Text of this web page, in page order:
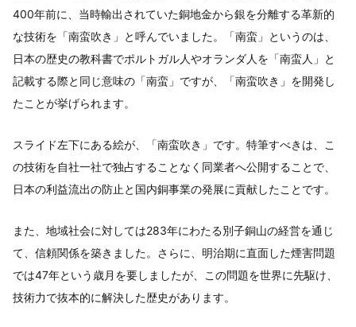
400年前に、当時輸出されていた銅地金から銀を分離する革新的
な技術を「南蛮吹き」と呼んでいました。「南蛮」というのは、
日本の歴史の教科書でポルトガル人やオランダ人を「南蛮人」と
記載する際と同じ意味の「南蛮」ですが、「南蛮吹き」を開発し
たことが挙げられます。
スライド左下にある絵が、「南蛮吹き」です。特筆すべきは、こ
の技術を自社一社で独占することなく同業者へ公開することで、
日本の利益流出の防止と国内銅事業の発展に貢献したことです。
また、地域社会に対しては283年にわたる別子銅山の経営を通じ
て、信頼関係を築きました。さらに、明治期に直面した煙害問題
では47年という歳月を要しましたが、この問題を世界に先駆け、
技術力で抜本的に解決した歴史があります。